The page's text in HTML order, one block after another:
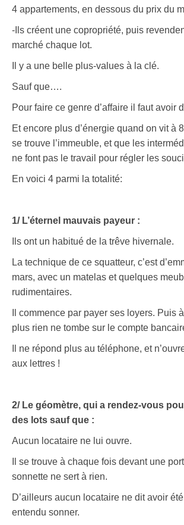
4 appartements, en dessous du prix du
-Ils créent une copropriété, puis
marché chaque lot.
Il y a une belle plus-values à la clé.
Sauf que….
Pour faire ce genre d’affaire il faut avoir
Et encore plus d’énergie quand on vit à
se trouve l’immeuble, et que les
ne font pas le travail pour régler les
En voici 4 parmi la totalité:
1/ L’éternel mauvais payeur :
Ils ont un habitué de la trêve hivernale.
La technique de ce squatteur, c’est
mars, avec un matelas et quelques
rudimentaires.
Il commence par payer ses loyers. Puis
plus rien ne tombe sur le compte
Il ne répond plus au téléphone, et
aux lettres !
2/ Le géomètre, qui a rendez-vous
des lots sauf que :
Aucun locataire ne lui ouvre.
Il se trouve à chaque fois devant une
sonnette ne sert à rien.
D’ailleurs aucun locataire ne dit avoir
entendu sonner.